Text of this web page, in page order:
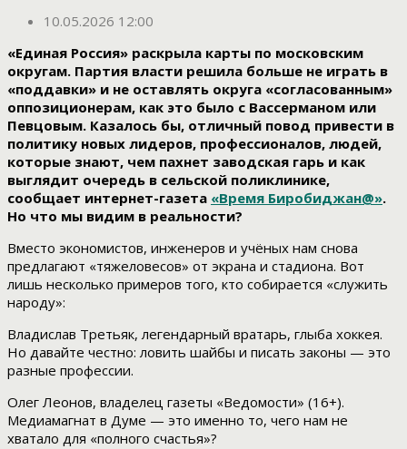
10.05.2026 12:00
«Единая Россия» раскрыла карты по московским
округам. Партия власти решила больше не играть в
«поддавки» и не оставлять округа «согласованным»
оппозиционерам, как это было с Вассерманом или
Певцовым. Казалось бы, отличный повод привести в
политику новых лидеров, профессионалов, людей,
которые знают, чем пахнет заводская гарь и как
выглядит очередь в сельской поликлинике,
сообщает интернет-газета «Время Биробиджан@».
Но что мы видим в реальности?
Вместо экономистов, инженеров и учёных нам снова
предлагают «тяжеловесов» от экрана и стадиона. Вот
лишь несколько примеров того, кто собирается «служить
народу»:
Владислав Третьяк, легендарный вратарь, глыба хоккея.
Но давайте честно: ловить шайбы и писать законы — это
разные профессии.
Олег Леонов, владелец газеты «Ведомости» (16+).
Медиамагнат в Думе — это именно то, чего нам не
хватало для «полного счастья»?